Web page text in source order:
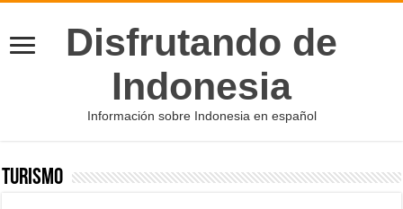
Disfrutando de
Indonesia
Información sobre Indonesia en español
Turismo